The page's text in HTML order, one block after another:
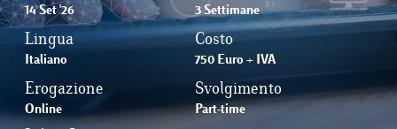
Operation & Students’ Experience
E-Learning
14 Set '26 3 Settimane
Lingua
Italiano
Costo
750 Euro + IVA
Erogazione
Online
Svolgimento
Part-time